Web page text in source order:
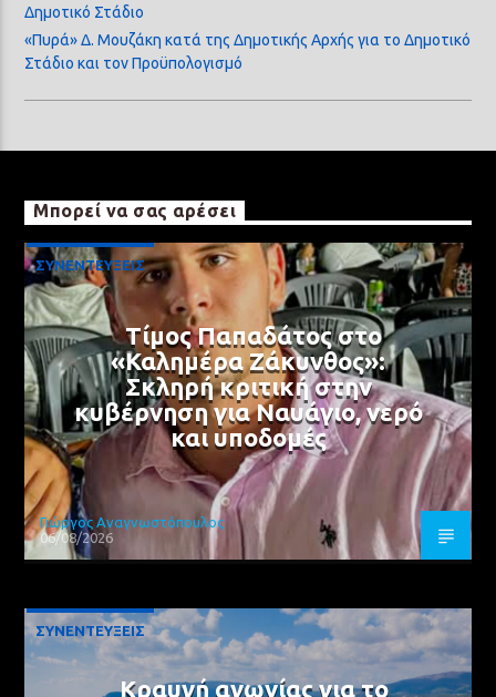
Δημοτικό Στάδιο
«Πυρά» Δ. Μουζάκη κατά της Δημοτικής Αρχής για το Δημοτικό
Στάδιο και τον Προϋπολογισμό
Μπορεί να σας αρέσει
ΣΥΝΕΝΤΕΥΞΕΙΣ
Τίμος Παπαδάτος στο
«Καλημέρα Ζάκυνθος»:
Σκληρή κριτική στην
κυβέρνηση για Ναυάγιο, νερό
και υποδομές
Γιώργος Αναγνωστόπουλος
06/08/2026
ΣΥΝΕΝΤΕΥΞΕΙΣ
Κραυγή αγωνίας για το